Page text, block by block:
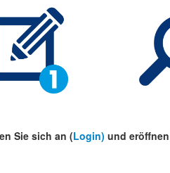
Sie sich an (Login) und